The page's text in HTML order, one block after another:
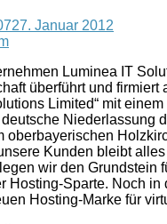
27. Januar 2012
Luminea IT
überführt und firmiert
Limited“ mit
Niederlassung
oberbayerischen
Kunden bleibt
wir den Grundstein
Hosting-Sparte. Noch in
Hosting-Marke für